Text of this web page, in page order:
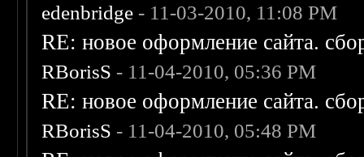
edenbridge - 11-03-2010, 11:08 PM
RE: новое оформление сайта.
RBorisS - 11-04-2010, 05:36 PM
RE: новое оформление сайта.
RBorisS - 11-04-2010, 05:48 PM